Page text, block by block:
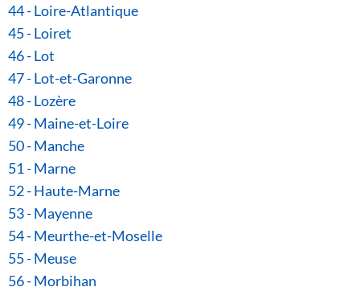
44 - Loire-Atlantique
45 - Loiret
46 - Lot
47 - Lot-et-Garonne
48 - Lozère
49 - Maine-et-Loire
50 - Manche
51 - Marne
52 - Haute-Marne
53 - Mayenne
54 - Meurthe-et-Moselle
55 - Meuse
56 - Morbihan